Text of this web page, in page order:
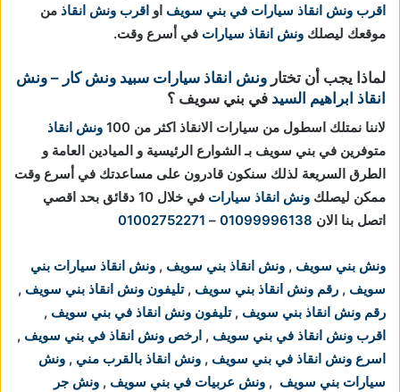
اقرب ونش انقاذ سيارات في بني سويف او اقرب ونش انقاذ من
موقعك ليصلك ونش انقاذ سيارات في أسرع وقت.
لماذا يجب أن تختار ونش انقاذ سيارات سبيد ونش كار – ونش
انقاذ ابراهيم السيد في بني سويف ؟
لاننا نمتلك اسطول من سيارات الانقاذ اكثر من 100
ونش انقاذ
متوفرين في بني سويف بـ الشوارع الرئيسية و الميادين العامة و
الطرق السريعة لذلك سنكون قادرون على مساعدتك في أسرع وقت
ممكن ليصلك ونش انقاذ سيارات
في خلال 10 دقائق بحد اقصي
اتصل بنا الان 01099996138
–
01002752271
ونش بني سويف , ونش انقاذ بني سويف , ونش انقاذ سيارات بني
سويف , رقم ونش انقاذ بني سويف ,تليفون ونش انقاذ بني سويف ,
رقم ونش انقاذ بني سويف ,تليفون ونش انقاذ في بني سويف ,
اقرب ونش انقاذ في بني سويف , ارخص ونش انقاذ في بني سويف ,
اسرع ونش انقاذ في بني سويف , ونش انقاذ بالقرب مني , ونش
سيارات بني سويف , ونش عربيات في بني سويف , ونش جر